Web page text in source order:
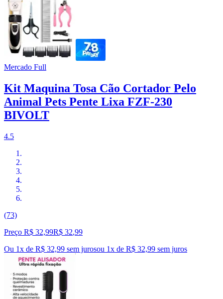
Mercado Full
Kit Maquina Tosa Cão Cortador Pelo
Animal Pets Pente Lixa FZF-230
BIVOLT
4.5
(73)
Preço R$ 32,99R$ 32,99
Ou 1x de R$ 32,99 sem jurosou 1x de R$ 32,99 sem juros